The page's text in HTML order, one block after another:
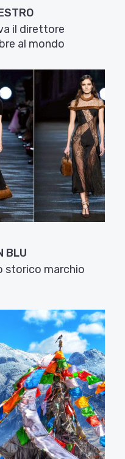
il direttore
al mondo
BLU
storico marchio